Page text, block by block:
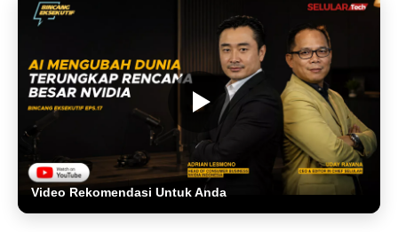
Video Rekomendasi Untuk Anda